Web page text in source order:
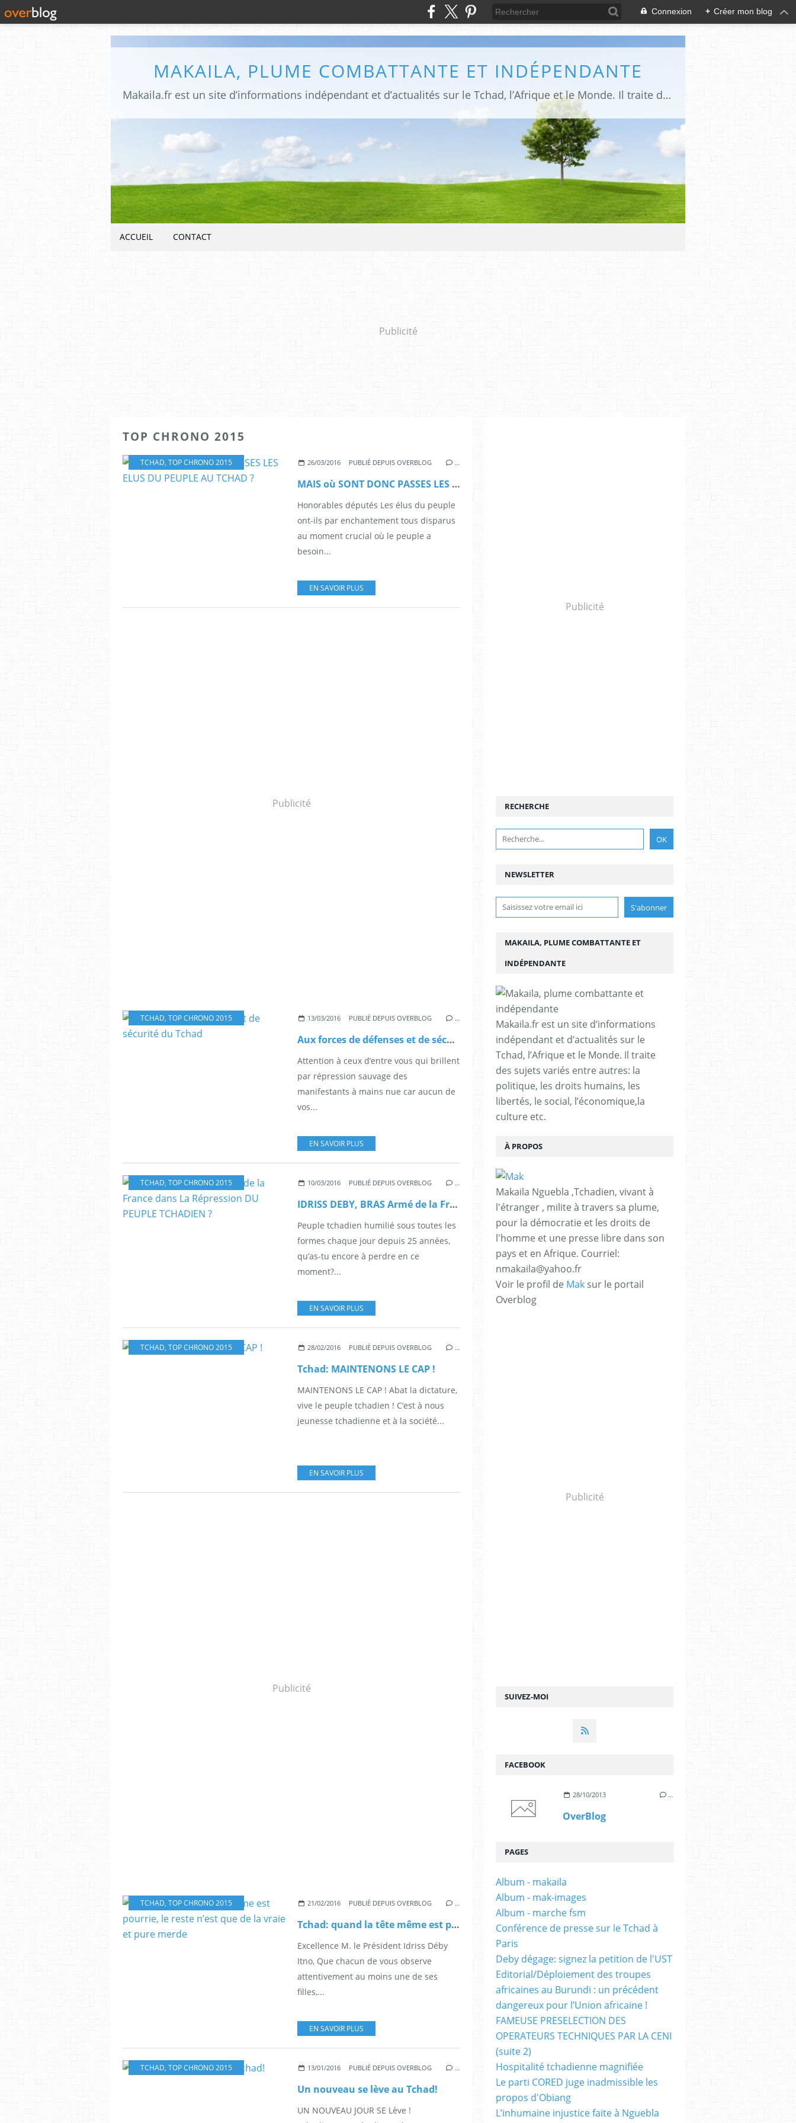
Connexion + Créer mon blog
MAKAILA, PLUME COMBATTANTE ET INDÉPENDANTE
Makaila.fr est un site d’informations indépendant et d’actualités sur le Tchad, l’Afrique et le Monde. Il traite des sujets variés entre autres: la politique, les droits humains, les libertés, le social, l’économique,la culture etc.
ACCUEIL CONTACT
Publicité
TOP CHRONO 2015
TCHAD, TOP CHRONO 2015 26/03/2016 PUBLIÉ DEPUIS OVERBLOG …
MAIS où SONT DONC PASSES LES ELUS DU PEUPLE AU TCHAD ?
Honorables députés Les élus du peuple
ont-ils par enchantement tous disparus
au moment crucial où le peuple a
besoin...
EN SAVOIR PLUS
Publicité
TCHAD, TOP CHRONO 2015 13/03/2016 PUBLIÉ DEPUIS OVERBLOG …
Aux forces de défenses et de sécurité du Tchad
Attention à ceux d’entre vous qui brillent
par répression sauvage des
manifestants à mains nue car aucun de
vos...
EN SAVOIR PLUS
TCHAD, TOP CHRONO 2015 10/03/2016 PUBLIÉ DEPUIS OVERBLOG …
IDRISS DEBY, BRAS Armé de la France dans La Répression DU PEUPLE TCHADIEN ?
Peuple tchadien humilié sous toutes les
formes chaque jour depuis 25 années,
qu’as-tu encore à perdre en ce
moment?...
EN SAVOIR PLUS
TCHAD, TOP CHRONO 2015 28/02/2016 PUBLIÉ DEPUIS OVERBLOG …
Tchad: MAINTENONS LE CAP !
MAINTENONS LE CAP ! Abat la dictature,
vive le peuple tchadien ! C’est à nous
jeunesse tchadienne et à la société...
EN SAVOIR PLUS
Publicité
TCHAD, TOP CHRONO 2015 21/02/2016 PUBLIÉ DEPUIS OVERBLOG …
Tchad: quand la tête même est pourrie, le reste n’est que de la vraie et pure merde
Excellence M. le Président Idriss Déby
Itno, Que chacun de vous observe
attentivement au moins une de ses
filles,...
EN SAVOIR PLUS
TCHAD, TOP CHRONO 2015 13/01/2016 PUBLIÉ DEPUIS OVERBLOG …
Un nouveau se lève au Tchad!
UN NOUVEAU JOUR SE Lève !
Publicité
NEWSLETTER
SUIVEZ-MOI
RECHERCHE
MAKAILA, PLUME COMBATTANTE ET
INDÉPENDANTE
Makaila.fr est un site d’informations
indépendant et d’actualités sur le
Tchad, l’Afrique et le Monde. Il traite
des sujets variés entre autres: la
politique, les droits humains, les
libertés, le social, l’économique,la
culture etc.
À PROPOS
Makaila Nguebla ,Tchadien, vivant à
l'étranger , milite à travers sa plume,
pour la démocratie et les droits de
l'homme et une presse libre dans son
pays et en Afrique. Courriel:
nmakaila@yahoo.fr
Voir le profil de Mak sur le portail
Overblog
Publicité
FACEBOOK
28/10/2013 …
OverBlog
PAGES
Album - makaila
Album - mak-images
Album - marche fsm
Conférence de presse sur le Tchad à
Paris
Deby dégage: signez la petition de l'UST
Editorial/Déploiement des troupes
africaines au Burundi : un précédent
dangereux pour l’Union africaine !
FAMEUSE PRESELECTION DES
OPERATEURS TECHNIQUES PAR LA CENI
(suite 2)
Hospitalité tchadienne magnifiée
Le parti CORED juge inadmissible les
propos d'Obiang
L’inhumaine injustice faite à Nguebla